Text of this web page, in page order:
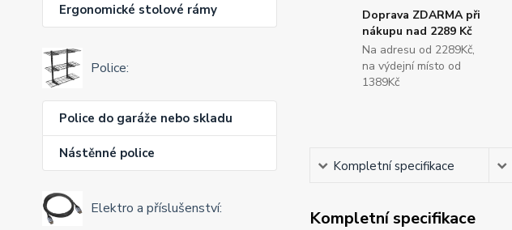
Ergonomické stolové rámy
Police:
Police do garáže nebo skladu
Nástěnné police
Elektro a příslušenství:
Doprava ZDARMA při
nákupu nad 2289 Kč
Na adresu od 2289Kč,
na výdejní místo od
1389Kč
Kompletní specifikace
Kompletní specifikace